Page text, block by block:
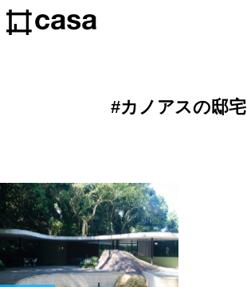
カノアスの邸宅